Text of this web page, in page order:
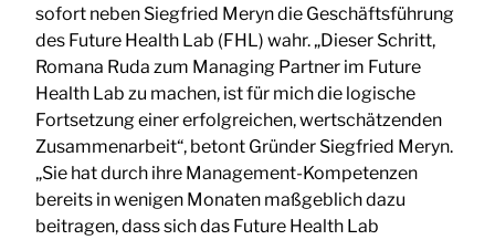
sofort neben Siegfried Meryn die Geschäftsführung
des Future Health Lab (FHL) wahr. „Dieser Schritt,
Romana Ruda zum Managing Partner im Future
Health Lab zu machen, ist für mich die logische
Fortsetzung einer erfolgreichen, wertschätzenden
Zusammenarbeit“, betont Gründer Siegfried Meryn.
„Sie hat durch ihre Management-Kompetenzen
bereits in wenigen Monaten maßgeblich dazu
beitragen, dass sich das Future Health Lab